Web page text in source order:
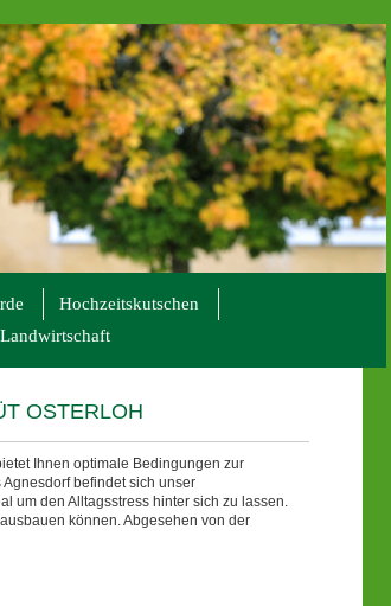
Hochzeitskutschen
Landwirtschaft
OSTERLOH
Ihnen optimale Bedingungen zur
befindet sich unser
um den Alltagsstress hinter sich zu lassen.
können. Abgesehen von der